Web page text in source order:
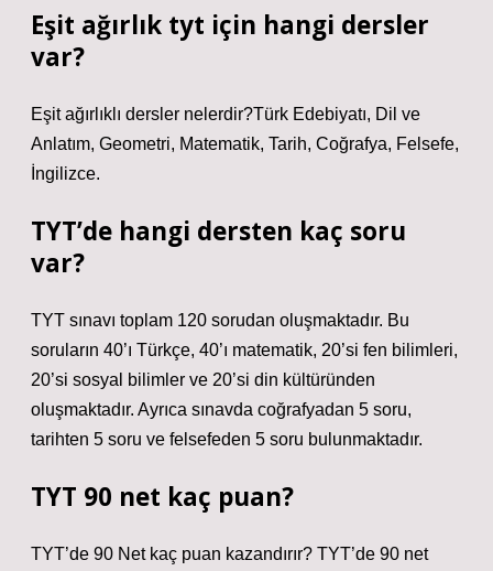
Eşit ağırlık tyt için hangi dersler
var?
Eşit ağırlıklı dersler nelerdir?Türk Edebiyatı, Dil ve
Anlatım, Geometri, Matematik, Tarih, Coğrafya, Felsefe,
İngilizce.
TYT’de hangi dersten kaç soru
var?
TYT sınavı toplam 120 sorudan oluşmaktadır. Bu
soruların 40’ı Türkçe, 40’ı matematik, 20’si fen bilimleri,
20’si sosyal bilimler ve 20’si din kültüründen
oluşmaktadır. Ayrıca sınavda coğrafyadan 5 soru,
tarihten 5 soru ve felsefeden 5 soru bulunmaktadır.
TYT 90 net kaç puan?
TYT’de 90 Net kaç puan kazandırır? TYT’de 90 net